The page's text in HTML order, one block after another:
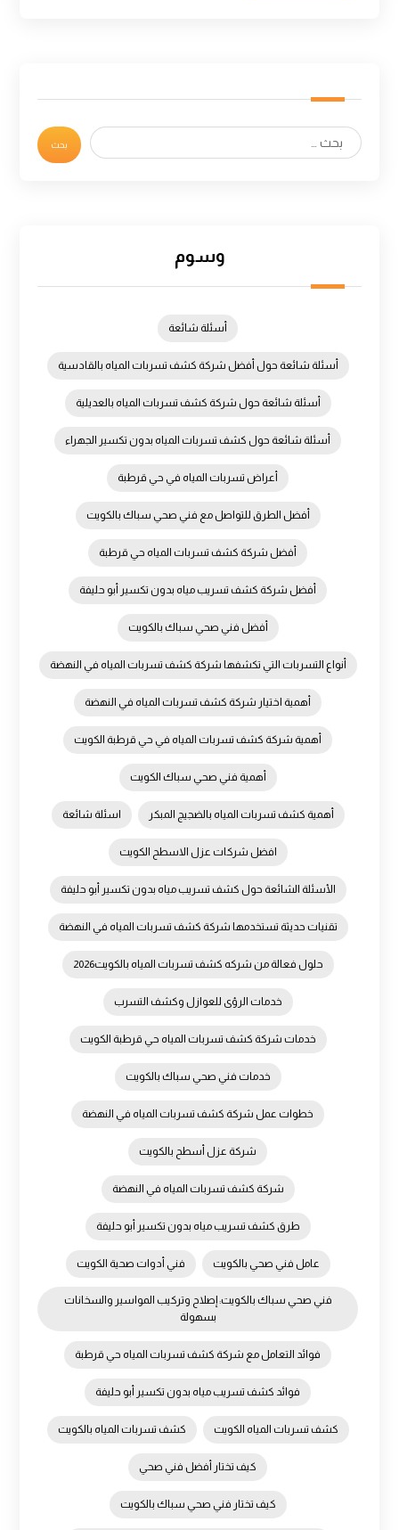
وسوم
أسئلة شائعة
أسئلة شائعة حول أفضل شركة كشف تسربات المياه بالقادسية
أسئلة شائعة حول شركة كشف تسربات المياه بالعديلية
أسئلة شائعة حول كشف تسربات المياه بدون تكسير الجهراء
أعراض تسربات المياه في حي قرطبة
أفضل الطرق للتواصل مع فني صحي سباك بالكويت
أفضل شركة كشف تسربات المياه حي قرطبة
أفضل شركة كشف تسريب مياه بدون تكسير أبو حليفة
أفضل فني صحي سباك بالكويت
أنواع التسربات التي تكشفها شركة كشف تسربات المياه في النهضة
أهمية اختيار شركة كشف تسربات المياه في النهضة
أهمية شركة كشف تسربات المياه في حي قرطبة الكويت
أهمية فني صحي سباك الكويت
أهمية كشف تسربات المياه بالضجيج المبكر اسئلة شائعة
افضل شركات عزل الاسطح الكويت
الأسئلة الشائعة حول كشف تسريب مياه بدون تكسير أبو حليفة
تقنيات حديثة تستخدمها شركة كشف تسربات المياه في النهضة
حلول فعالة من شركه كشف تسربات المياه بالكويت2026
خدمات الرؤى للعوازل وكشف التسرب
خدمات شركة كشف تسربات المياه حي قرطبة الكويت
خدمات فني صحي سباك بالكويت
خطوات عمل شركة كشف تسربات المياه في النهضة
شركة عزل أسطح بالكويت
شركة كشف تسربات المياه في النهضة
طرق كشف تسريب مياه بدون تكسير أبو حليفة
عامل فني صحي بالكويت فني أدوات صحية الكويت
فني صحي سباك بالكويت: إصلاح وتركيب المواسير والسخانات
بسهولة
فوائد التعامل مع شركة كشف تسربات المياه حي قرطبة
فوائد كشف تسريب مياه بدون تكسير أبو حليفة
كشف تسربات المياه الكويت كشف تسربات المياه بالكويت
كيف تختار أفضل فني صحي
كيف تختار فني صحي سباك بالكويت